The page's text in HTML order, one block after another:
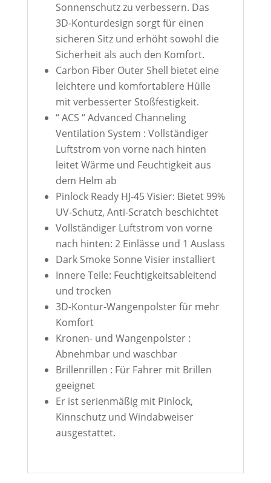
Sonnenschutz zu verbessern. Das
3D-Konturdesign sorgt für einen
sicheren Sitz und erhöht sowohl die
Sicherheit als auch den Komfort.
Carbon Fiber Outer Shell bietet eine
leichtere und komfortablere Hülle
mit verbesserter Stoßfestigkeit.
“ ACS “ Advanced Channeling
Ventilation System : Vollständiger
Luftstrom von vorne nach hinten
leitet Wärme und Feuchtigkeit aus
dem Helm ab
Pinlock Ready HJ-45 Visier: Bietet 99%
UV-Schutz, Anti-Scratch beschichtet
Vollständiger Luftstrom von vorne
nach hinten: 2 Einlässe und 1 Auslass
Dark Smoke Sonne Visier installiert
Innere Teile: Feuchtigkeitsableitend
und trocken
3D-Kontur-Wangenpolster für mehr
Komfort
Kronen- und Wangenpolster :
Abnehmbar und waschbar
Brillenrillen : Für Fahrer mit Brillen
geeignet
Er ist serienmäßig mit Pinlock,
Kinnschutz und Windabweiser
ausgestattet.